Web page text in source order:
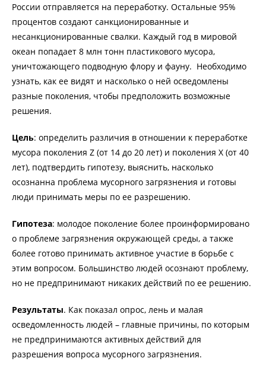
России отправляется на переработку. Остальные 95%
процентов создают санкционированные и
несанкционированные свалки. Каждый год в мировой
океан попадает 8 млн тонн пластикового мусора,
уничтожающего подводную флору и фауну. Необходимо
узнать, как ее видят и насколько о ней осведомлены
разные поколения, чтобы предположить возможные
решения.
Цель: определить различия в отношении к переработке
мусора поколения Z (от 14 до 20 лет) и поколения X (от 40
лет), подтвердить гипотезу, выяснить, насколько
осознанна проблема мусорного загрязнения и готовы
люди принимать меры по ее разрешению.
Гипотеза: молодое поколение более проинформировано
о проблеме загрязнения окружающей среды, а также
более готово принимать активное участие в борьбе с
этим вопросом. Большинство людей осознают проблему,
но не предпринимают никаких действий по ее решению.
Результаты. Как показал опрос, лень и малая
осведомленность людей – главные причины, по которым
не предпринимаются активных действий для
разрешения вопроса мусорного загрязнения.